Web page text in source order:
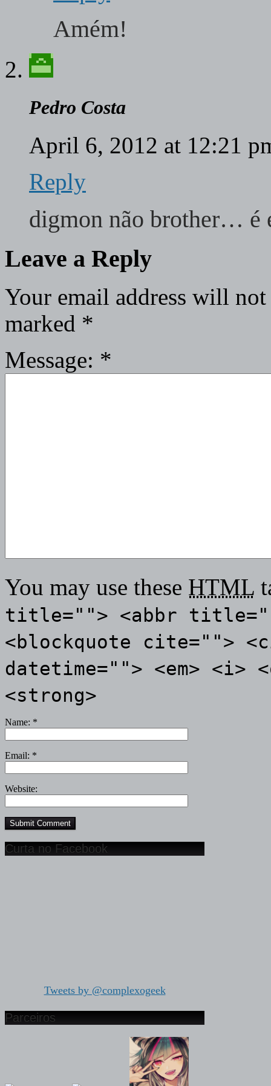
Amém!
Pedro Costa
April 6, 2012 at 12:21
Reply
digmon não brother… é
Leave a Reply
Your email address will
marked *
Message: *
You may use these HTML
title=""> <abbr
<blockquote cite="">
datetime=""> <em> <i>
<strong>
Name: *
Email: *
Website:
Curta no Facebook
Tweets by @complexogeek
Parceiros